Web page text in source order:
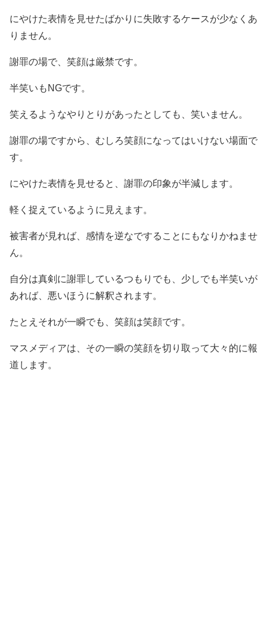
にやけた表情を見せたばかりに失敗するケースが少なくあ
りません。
謝罪の場で、笑顔は厳禁です。
半笑いもNGです。
笑えるようなやりとりがあったとしても、笑いません。
謝罪の場ですから、むしろ笑顔になってはいけない場面で
す。
にやけた表情を見せると、謝罪の印象が半減します。
軽く捉えているように見えます。
被害者が見れば、感情を逆なですることにもなりかねませ
ん。
自分は真剣に謝罪しているつもりでも、少しでも半笑いが
あれば、悪いほうに解釈されます。
たとえそれが一瞬でも、笑顔は笑顔です。
マスメディアは、その一瞬の笑顔を切り取って大々的に報
道します。